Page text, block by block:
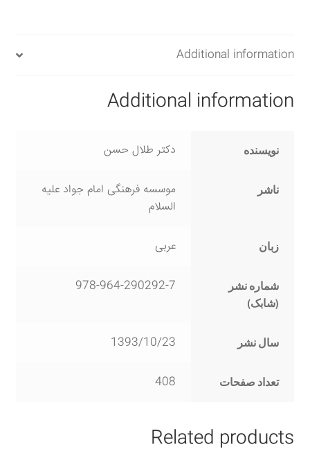
Additional information
Additional information
نویسنده دکتر طلال حسن
ناشر
موسسه فرهنگی امام جواد علیه
السلام
زبان عربی
شماره نشر
(شابک)
978-964-290292-7
سال نشر 1393/10/23
تعداد صفحات 408
Related products